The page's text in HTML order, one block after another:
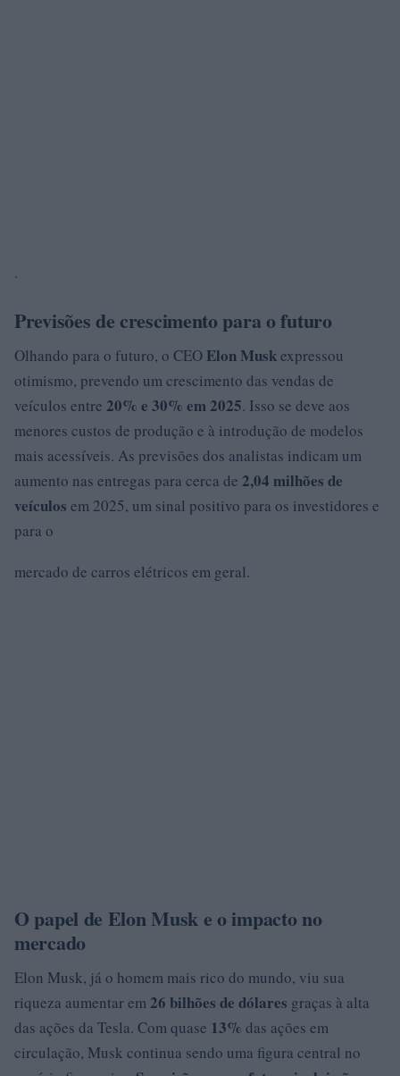
.
Previsões de crescimento para o futuro
Olhando para o futuro, o CEO Elon Muskexpressou
otimismo, prevendo um crescimento das vendas de
veículos entre 20% e 30% em 2025. Isso se deve aos
menores custos de produção e à introdução de modelos
mais acessíveis. As previsões dos analistas indicam um
aumento nas entregas para cerca de 2,04 milhões de
veículos em 2025, um sinal positivo para os investidores e
para o
mercado de carros elétricos em geral.
O papel de Elon Musk e o impacto no
mercado
Elon Musk, já o homem mais rico do mundo, viu sua
riqueza aumentar em26 bilhões de dólares graças à alta
das ações da Tesla. Com quase 13% das ações em
circulação, Musk continua sendo uma figura central no